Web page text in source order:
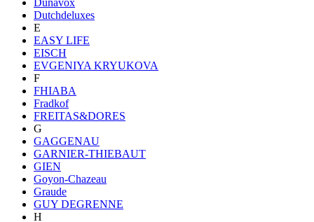
Dutchdeluxes
E
EASY LIFE
EISCH
EVGENIYA KRYUKOVA
F
FHIABA
Fradkof
FREITAS&DORES
G
GAGGENAU
GARNIER-THIEBAUT
GIEN
Goyon-Chazeau
Graude
GUY DEGRENNE
H